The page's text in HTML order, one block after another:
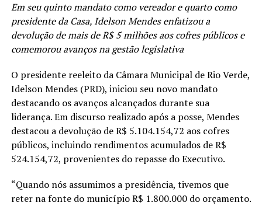
Em seu quinto mandato como vereador e quarto como
presidente da Casa, Idelson Mendes enfatizou a
devolução de mais de R$ 5 milhões aos cofres públicos e
comemorou avanços na gestão legislativa
O presidente reeleito da Câmara Municipal de Rio Verde,
Idelson Mendes (PRD), iniciou seu novo mandato
destacando os avanços alcançados durante sua
liderança. Em discurso realizado após a posse, Mendes
destacou a devolução de R$ 5.104.154,72 aos cofres
públicos, incluindo rendimentos acumulados de R$
524.154,72, provenientes do repasse do Executivo.
“Quando nós assumimos a presidência, tivemos que
reter na fonte do município R$ 1.800.000 do orçamento.